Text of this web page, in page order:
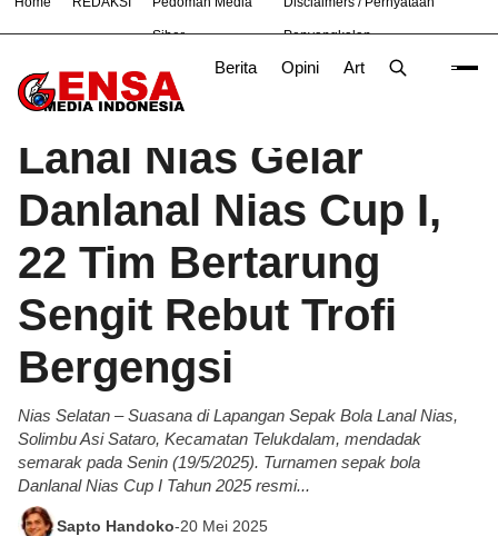
Siber Penyangkalan
Berita Opini Artikel
# Bandung Bekasi Hukum Nasional News TNI
Beranda/Berita
Lanal Nias Gelar
Danlanal Nias Cup I,
22 Tim Bertarung
Sengit Rebut Trofi
Bergengsi
Nias Selatan – Suasana di Lapangan Sepak Bola Lanal Nias,
Solimbu Asi Sataro, Kecamatan Telukdalam, mendadak
semarak pada Senin (19/5/2025). Turnamen sepak bola
Danlanal Nias Cup I Tahun 2025 resmi...
Sapto Handoko-20 Mei 2025